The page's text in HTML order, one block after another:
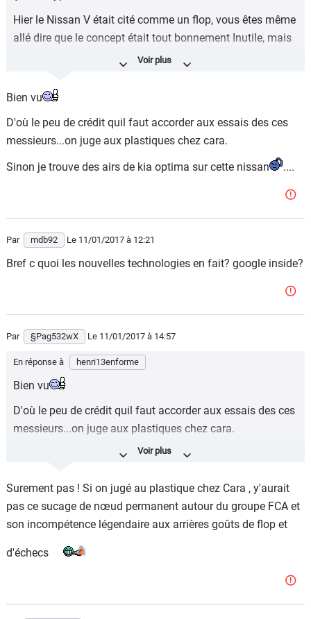
Hier le Nissan V était cité comme un flop, vous êtes même
allé dire que le concept était tout bonnement Inutile, mais
aujourd'hui vous faites un article dessus.
Bien vu
D'où le peu de crédit quil faut accorder aux essais des ces
messieurs...on juge aux plastiques chez cara.
Sinon je trouve des airs de kia optima sur cette nissan
....
Par mdb92 Le 11/01/2017 à 12:21
Bref c quoi les nouvelles technologies en fait? google inside?
Par §Pag532wX Le 11/01/2017 à 14:57
En réponse à henri13enforme
Bien vu
D'où le peu de crédit quil faut accorder aux essais des ces
messieurs...on juge aux plastiques chez cara.
Sinon je trouve des airs de kia optima sur cette nissan
Surement pas ! Si on jugé au plastique chez Cara , y'aurait
pas ce sucage de nœud permanent autour du groupe FCA et
son incompétence légendaire aux arrières goûts de flop et
d'échecs